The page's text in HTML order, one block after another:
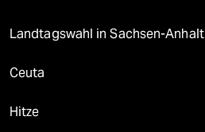
Landtagswahl in Sachsen-Anhalt
Ceuta
Hitze